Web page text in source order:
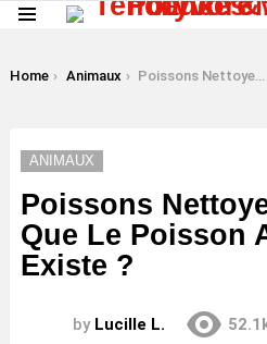
You are here:
Home Animaux Poissons Nettoyeurs : Est-Ce Que Le Poisson Aspirateur Existe ?
ANIMAUX
Poissons
Que Le Poisson
Existe ?
by Lucille L.